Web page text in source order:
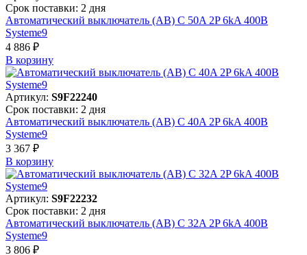
Срок поставки: 2 дня
Автоматический выключатель (АВ) C 50A 2P 6kA 400В
Systeme9
4 886 ₽
В корзинy
Артикул: S9F22240
Срок поставки: 2 дня
Автоматический выключатель (АВ) C 40A 2P 6kA 400В
Systeme9
3 367 ₽
В корзинy
Артикул: S9F22232
Срок поставки: 2 дня
Автоматический выключатель (АВ) C 32A 2P 6kA 400В
Systeme9
3 806 ₽